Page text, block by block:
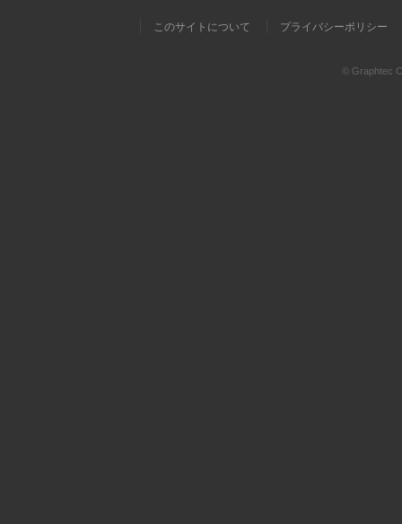
このサイトについて プライバシーポリシー
© Graphtec